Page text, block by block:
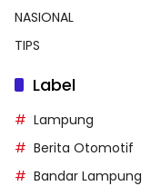
NASIONAL
TIPS
Label
Lampung
Berita Otomotif
Bandar Lampung